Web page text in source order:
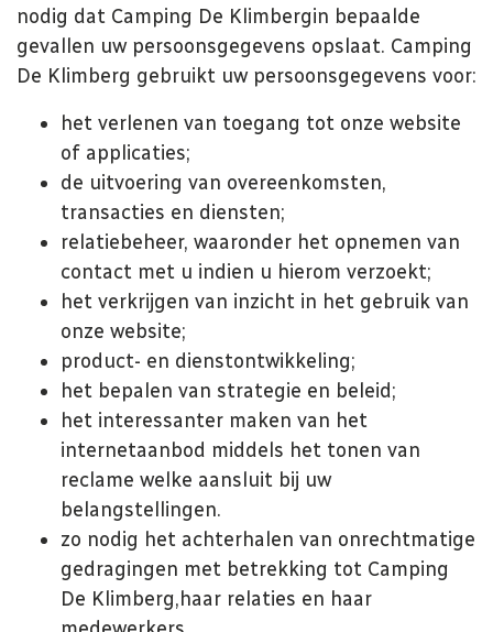
nodig dat Camping De Klimbergin bepaalde
gevallen uw persoonsgegevens opslaat. Camping
De Klimberg gebruikt uw persoonsgegevens voor:
het verlenen van toegang tot onze website
of applicaties;
de uitvoering van overeenkomsten,
transacties en diensten;
relatiebeheer, waaronder het opnemen van
contact met u indien u hierom verzoekt;
het verkrijgen van inzicht in het gebruik van
onze website;
product- en dienstontwikkeling;
het bepalen van strategie en beleid;
het interessanter maken van het
internetaanbod middels het tonen van
reclame welke aansluit bij uw
belangstellingen.
zo nodig het achterhalen van onrechtmatige
gedragingen met betrekking tot Camping
De Klimberg,haar relaties en haar